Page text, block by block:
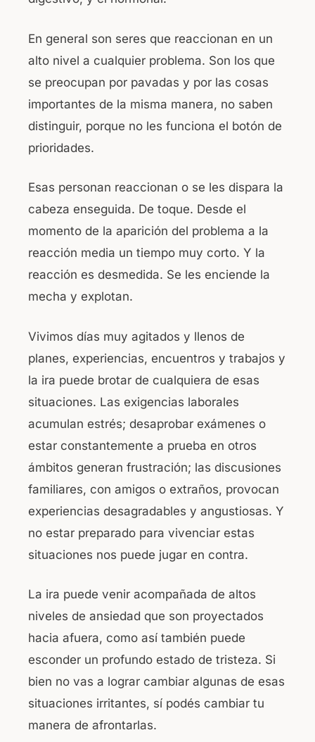
En general son seres que reaccionan en un
alto nivel a cualquier problema. Son los que
se preocupan por pavadas y por las cosas
importantes de la misma manera, no saben
distinguir, porque no les funciona el botón de
prioridades.
Esas personan reaccionan o se les dispara la
cabeza enseguida. De toque. Desde el
momento de la aparición del problema a la
reacción media un tiempo muy corto. Y la
reacción es desmedida. Se les enciende la
mecha y explotan.
Vivimos días muy agitados y llenos de
planes, experiencias, encuentros y trabajos y
la ira puede brotar de cualquiera de esas
situaciones. Las exigencias laborales
acumulan estrés; desaprobar exámenes o
estar constantemente a prueba en otros
ámbitos generan frustración; las discusiones
familiares, con amigos o extraños, provocan
experiencias desagradables y angustiosas. Y
no estar preparado para vivenciar estas
situaciones nos puede jugar en contra.
La ira puede venir acompañada de altos
niveles de ansiedad que son proyectados
hacia afuera, como así también puede
esconder un profundo estado de tristeza. Si
bien no vas a lograr cambiar algunas de esas
situaciones irritantes, sí podés cambiar tu
manera de afrontarlas.